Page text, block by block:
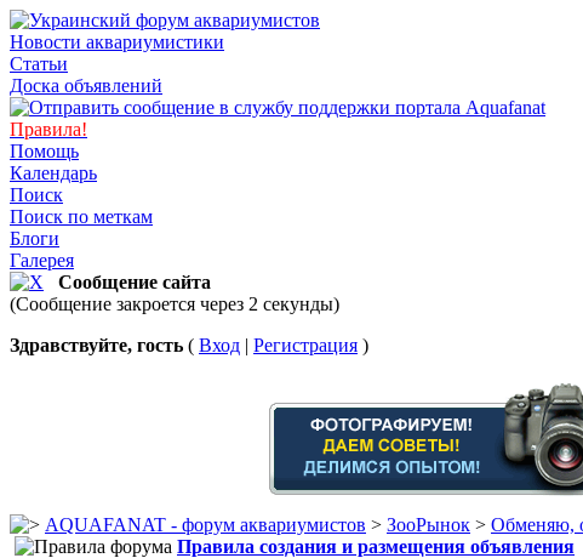
Новости аквариумистики
Статьи
Доска объявлений
Правила!
Помощь
Календарь
Поиск
Поиск по меткам
Блоги
Галерея
Сообщение сайта
(Сообщение закроется через 2 секунды)
Здравствуйте, гость ( Вход | Регистрация )
AQUAFANAT - форум аквариумистов > ЗооРынок > Обменяю,
Правила создания и размещения объявления